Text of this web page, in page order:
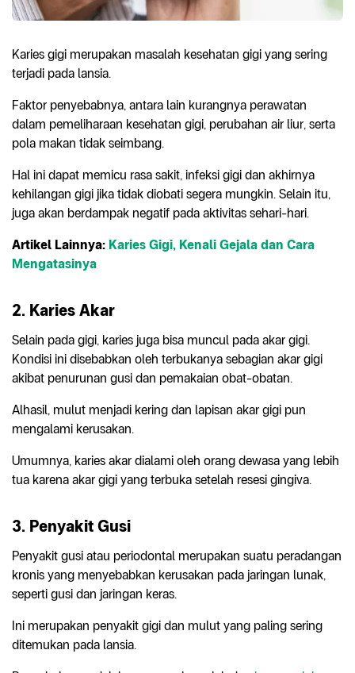
Karies gigi merupakan masalah kesehatan gigi yang sering
terjadi pada lansia.
Faktor penyebabnya, antara lain kurangnya perawatan
dalam pemeliharaan kesehatan gigi, perubahan air liur, serta
pola makan tidak seimbang.
Hal ini dapat memicu rasa sakit, infeksi gigi dan akhirnya
kehilangan gigi jika tidak diobati segera mungkin. Selain itu,
juga akan berdampak negatif pada aktivitas sehari-hari.
Artikel Lainnya: Karies Gigi, Kenali Gejala dan Cara
Mengatasinya
2. Karies Akar
Selain pada gigi, karies juga bisa muncul pada akar gigi.
Kondisi ini disebabkan oleh terbukanya sebagian akar gigi
akibat penurunan gusi dan pemakaian obat-obatan.
Alhasil, mulut menjadi kering dan lapisan akar gigi pun
mengalami kerusakan.
Umumnya, karies akar dialami oleh orang dewasa yang lebih
tua karena akar gigi yang terbuka setelah resesi gingiva.
3. Penyakit Gusi
Penyakit gusi atau periodontal merupakan suatu peradangan
kronis yang menyebabkan kerusakan pada jaringan lunak,
seperti gusi dan jaringan keras.
Ini merupakan penyakit gigi dan mulut yang paling sering
ditemukan pada lansia.